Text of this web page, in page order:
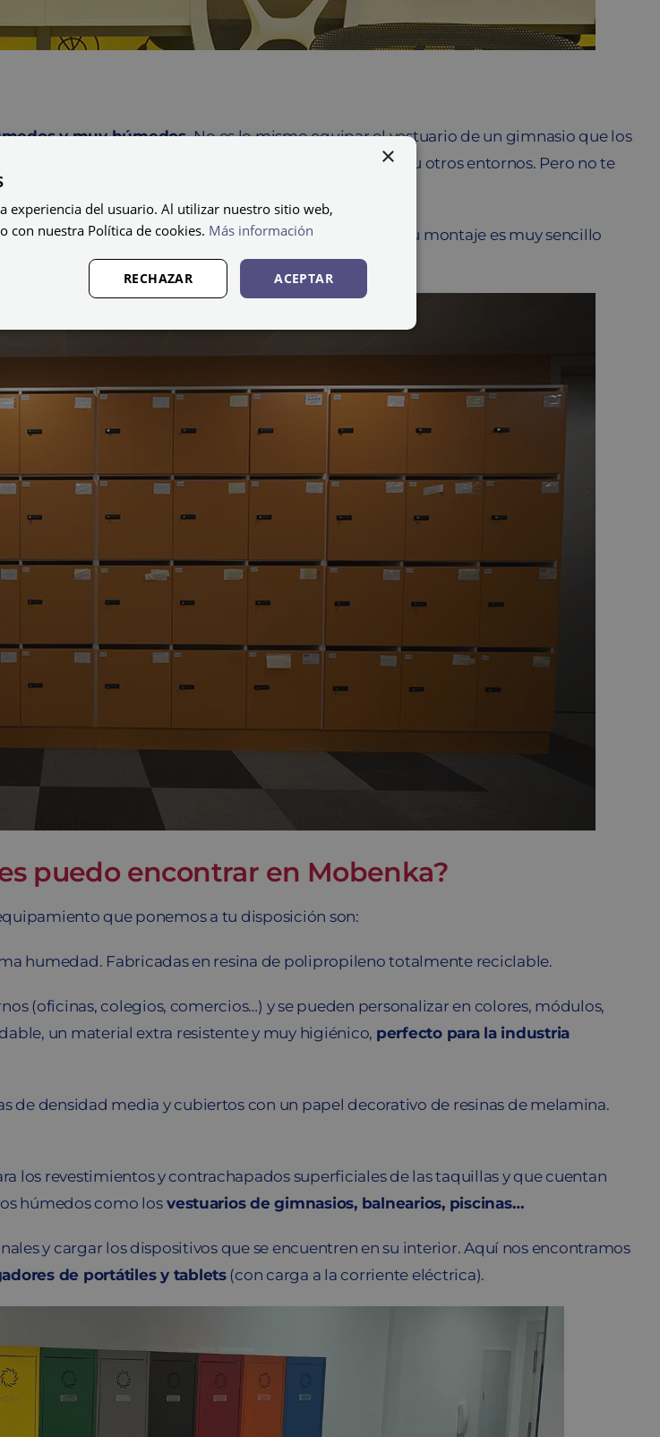
y muy húmedos.No es lo mismo equipar el vestuario de un gimnasio que los
propiedades diferentes que se adaptan mejor a unos u otros entornos. Pero no te
ti.
por nuestros profesionales o desmontadas.
Su montaje es muy sencillo
montaje ya que viene en una sola pieza soldada.
puedo encontrar en Mobenka?
que ponemos a tu disposición son:
humedad. Fabricadas en resina de polipropileno totalmente reciclable.
(oficinas, colegios, comercios…) y se pueden personalizar en colores, módulos,
un material extra resistente y muy higiénico, perfecto para la industria
de densidad media y cubiertos con un papel decorativo de resinas de melamina.
los revestimientos y contrachapados superficiales de las taquillas y que cuentan
húmedos como losvestuarios de gimnasios, balnearios, piscinas…
y cargar los dispositivos que se encuentren en su interior. Aquí nos encontramos
de portátiles y tablets(con carga a la corriente eléctrica).
×
experiencia del usuario. Al utilizar nuestro sitio web,
con nuestra Política de cookies. Más información
ACEPTAR
RECHAZAR